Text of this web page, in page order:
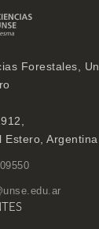
Forestales,
Estero, Argentina